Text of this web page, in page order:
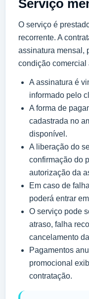
Serviço
O serviço é
recorrente. A
assinatura mensal,
condição comercial
A assinatura é
informado pelo
A forma de
cadastrada no
disponível.
A liberação do
confirmação do
autorização da
Em caso de
poderá entrar
O serviço pode
atraso, falha
cancelamento
Pagamentos
promocional
contratação.